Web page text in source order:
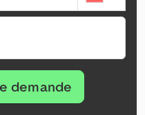
demande